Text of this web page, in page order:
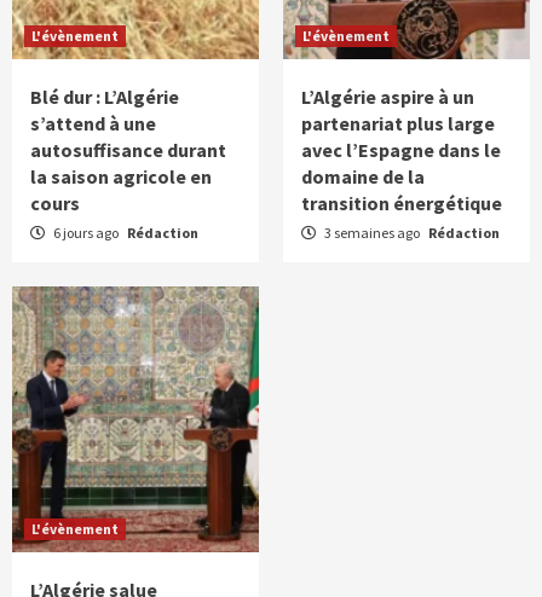
L'évènement
Blé dur : L’Algérie
s’attend à une
autosuffisance durant
la saison agricole en
cours
6 jours ago Rédaction
L'évènement
L’Algérie aspire à un
partenariat plus large
avec l’Espagne dans le
domaine de la
transition énergétique
3 semaines ago Rédaction
L'évènement
L’Algérie salue